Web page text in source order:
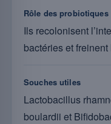
Rôle des probiotiques
Ils recolonisent
bactéries et
Souches utiles
Lactobacillus
boulardii et